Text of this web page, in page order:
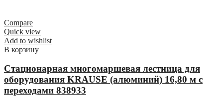
Compare
Quick view
Add to wishlist
В корзину
Стационарная многомаршевая лестница для
оборудования KRAUSE (алюминий) 16,80 м с
переходами 838933